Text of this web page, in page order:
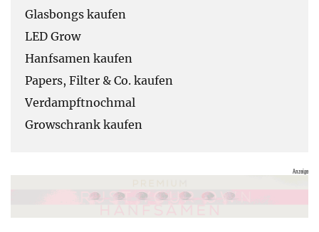
Glasbongs kaufen
LED Grow
Hanfsamen kaufen
Papers, Filter & Co. kaufen
Verdampftnochmal
Growschrank kaufen